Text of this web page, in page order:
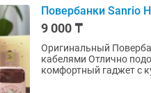
Повербанки Sanrio
9 000 ₸
Оригинальный
кабелями Отлично подойдёт в виде подарка и идеально сочетает в себе современный
комфортный гаджет с